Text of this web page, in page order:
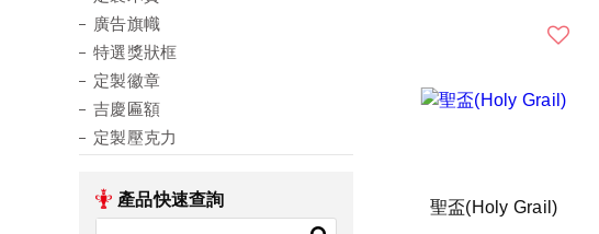
廣告旗幟
特選獎狀框
定製徽章
吉慶匾額
定製壓克力
產品快速查詢 聖盃(Holy Grail)